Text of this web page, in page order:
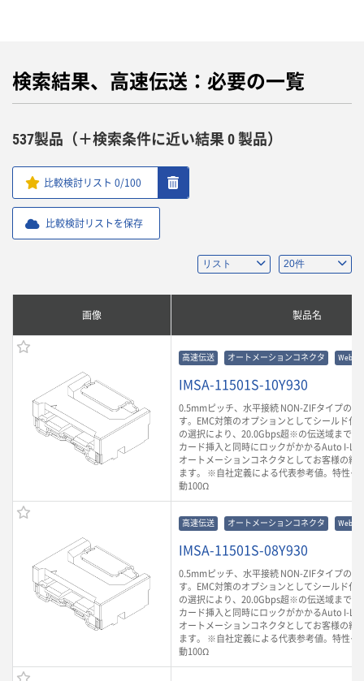
検索結果、高速伝送：必要の一覧
537製品（＋検索条件に近い結果 0 製品）
比較検討リスト 0/100
比較検討リストを保存
画像 製品名
高速伝送 オートメーションコネクタ Web購
IMSA-11501S-10Y930
0.5mmピッチ、水平接続 NON-ZIFタイプの
す。EMC対策のオプションとしてシールド付
の選択により、20.0Gbps超※の伝送域までサ
カード挿入と同時にロックがかかるAuto I-
オートメーションコネクタとしてお客様の組
ます。 ※自社定義による代表参考値。特性
動100Ω
高速伝送 オートメーションコネクタ Web購
IMSA-11501S-08Y930
0.5mmピッチ、水平接続 NON-ZIFタイプの
す。EMC対策のオプションとしてシールド付
の選択により、20.0Gbps超※の伝送域までサ
カード挿入と同時にロックがかかるAuto I-
オートメーションコネクタとしてお客様の組
ます。 ※自社定義による代表参考値。特性
動100Ω